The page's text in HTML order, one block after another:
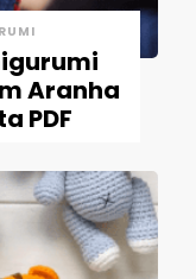
Aranha
PDF